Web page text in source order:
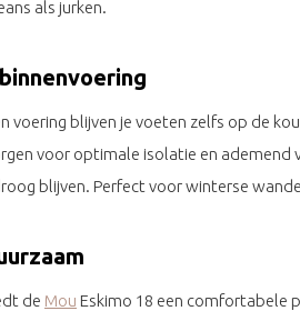
als jurken.
voering blijven je voeten zelfs op de
voor optimale isolatie en ademend
blijven. Perfect voor winterse
de Mou Eskimo 18 een comfortabele